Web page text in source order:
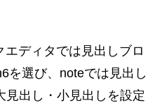
ディタでは見出しブロ
を選び、noteでは見出し
見出し・小見出しを設定